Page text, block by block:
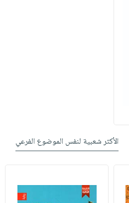
الأكثر شعبية لنفس الموضوع الفرعي